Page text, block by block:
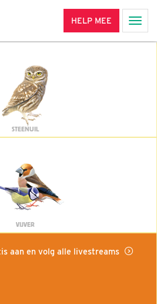
HELP MEE
STEENUIL
VIJVER
aan en volg alle livestreams